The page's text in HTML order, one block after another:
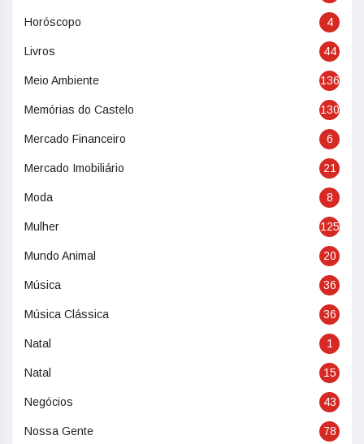
Horóscopo 4
Livros 44
Meio Ambiente 136
Memórias do Castelo 130
Mercado Financeiro 6
Mercado Imobiliário 21
Moda 8
Mulher 125
Mundo Animal 20
Música 36
Música Clássica 36
Natal 1
Natal 15
Negócios 43
Nossa Gente 78